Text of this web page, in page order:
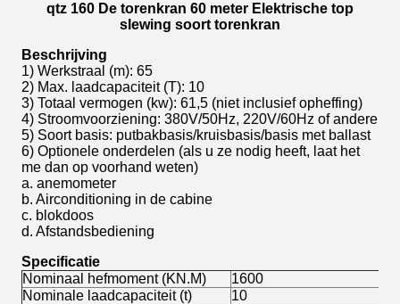
qtz 160 De torenkran 60 meter Elektrische top
slewing soort torenkran
Beschrijving
1) Werkstraal (m): 65
2) Max. laadcapaciteit (T): 10
3) Totaal vermogen (kw): 61,5 (niet inclusief opheffing)
4) Stroomvoorziening: 380V/50Hz, 220V/60Hz of andere
5) Soort basis: putbakbasis/kruisbasis/basis met ballast
6) Optionele onderdelen (als u ze nodig heeft, laat het
me dan op voorhand weten)
a. anemometer
b. Airconditioning in de cabine
c. blokdoos
d. Afstandsbediening
Specificatie
Nominaal hefmoment (KN.M)
1600
Nominale laadcapaciteit (t)
10